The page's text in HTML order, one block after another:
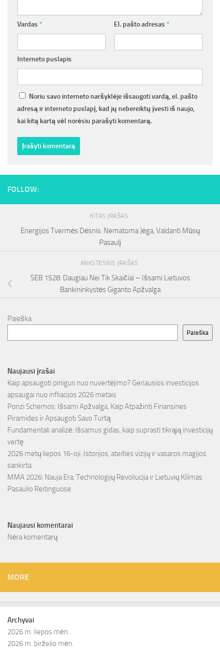
Vardas * El. pašto adresas *
Interneto puslapis
Noriu savo interneto naršyklėje išsaugoti vardą, el. pašto
adresą ir interneto puslapį, kad jų nebereiktų įvesti iš naujo,
kai kitą kartą vėl norėsiu parašyti komentarą.
FOLLOW:
KITAS ĮRAŠAS
Energijos Tvermės Dėsnis: Nematoma Jėga, Valdanti Mūsų
Pasaulį
ANKSTESNIS ĮRAŠAS
SEB 1528: Daugiau Nei Tik Skaičiai – Išsami Lietuvos
Bankininkystės Giganto Apžvalga
Paieška
Paieška
Naujausi įrašai
Kaip apsaugoti pinigus nuo nuvertėjimo? Geriausios investicijos
apsaugai nuo infliacijos 2026 metais
Ponzi Schemos: Išsami Apžvalga, Kaip Atpažinti Finansines
Piramides ir Apsaugoti Savo Turtą
Fundamentali analizė: Išsamus gidas, kaip suprasti tikrąją investicijų
vertę
2026 metų liepos 16-oji: Istorijos, ateities vizijų ir vasaros magijos
sankirta
MMA 2026: Nauja Era, Technologijų Revoliucija ir Lietuvių Kilimas
Pasaulio Reitinguose
Naujausi komentarai
Nėra komentarų.
MORE
Archyvai
2026 m. liepos mėn.
2026 m. birželio mėn.